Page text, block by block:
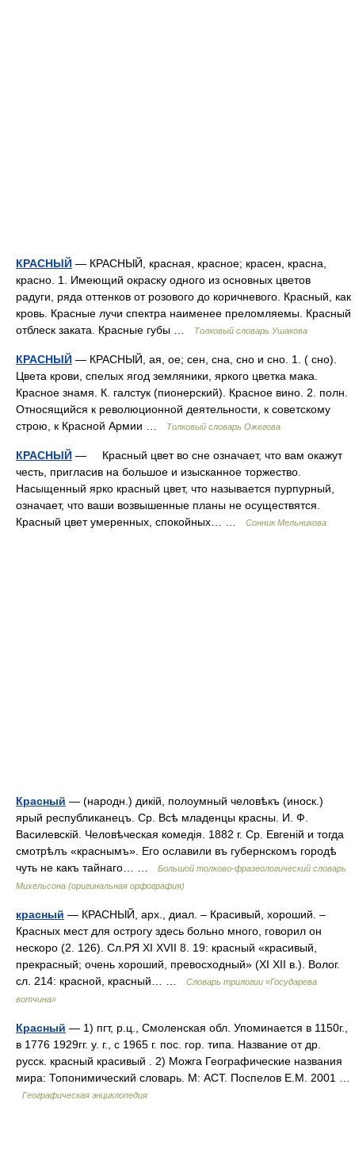
КРАСНЫЙ — КРАСНЫЙ, красная, красное; красен, красна,
красно. 1. Имеющий окраску одного из основных цветов
радуги, ряда оттенков от розового до коричневого. Красный, как
кровь. Красные лучи спектра наименее преломляемы. Красный
отблеск заката. Красные губы …
Толковый словарь Ушакова
КРАСНЫЙ — КРАСНЫЙ, ая, ое; сен, сна, сно и сно. 1. ( сно).
Цвета крови, спелых ягод земляники, яркого цветка мака.
Красное знамя. К. галстук (пионерский). Красное вино. 2. полн.
Относящийся к революционной деятельности, к советскому
строю, к Красной Армии …
Толковый словарь Ожегова
КРАСНЫЙ — Красный цвет во сне означает, что вам окажут
честь, пригласив на большое и изысканное торжество.
Насыщенный ярко красный цвет, что называется пурпурный,
означает, что ваши возвышенные планы не осуществятся.
Красный цвет умеренных, спокойных… …
Сонник Мельникова
Красный — (народн.) дикій, полоумный человѣкъ (иноск.)
ярый республиканецъ. Ср. Всѣ младенцы красны. И. Ф.
Василевскій. Человѣческая комедія. 1882 г. Ср. Евгеній и тогда
смотрѣлъ «краснымъ». Его ославили въ губернскомъ городѣ
чуть не какъ тайнаго… …
Большой толково-фразеологический словарь
Михельсона (оригинальная орфография)
красный — КРАСНЫЙ, арх., диал. – Красивый, хороший. –
Красных мест для острогу здесь больно много, говорил он
нескоро (2. 126). Сл.РЯ XI XVII 8. 19: красный «красивый,
прекрасный; очень хороший, превосходный» (XI XII в.). Волог.
сл. 214: красной, красный… …
Словарь трилогии «Государева
вотчина»
Красный — 1) пгт, р.ц., Смоленская обл. Упоминается в 1150г.,
в 1776 1929гг. у. г., с 1965 г. пос. гор. типа. Название от др.
русск. красный красивый . 2) Можга Географические названия
мира: Топонимический словарь. М: АСТ. Поспелов Е.М. 2001 …
Географическая энциклопедия